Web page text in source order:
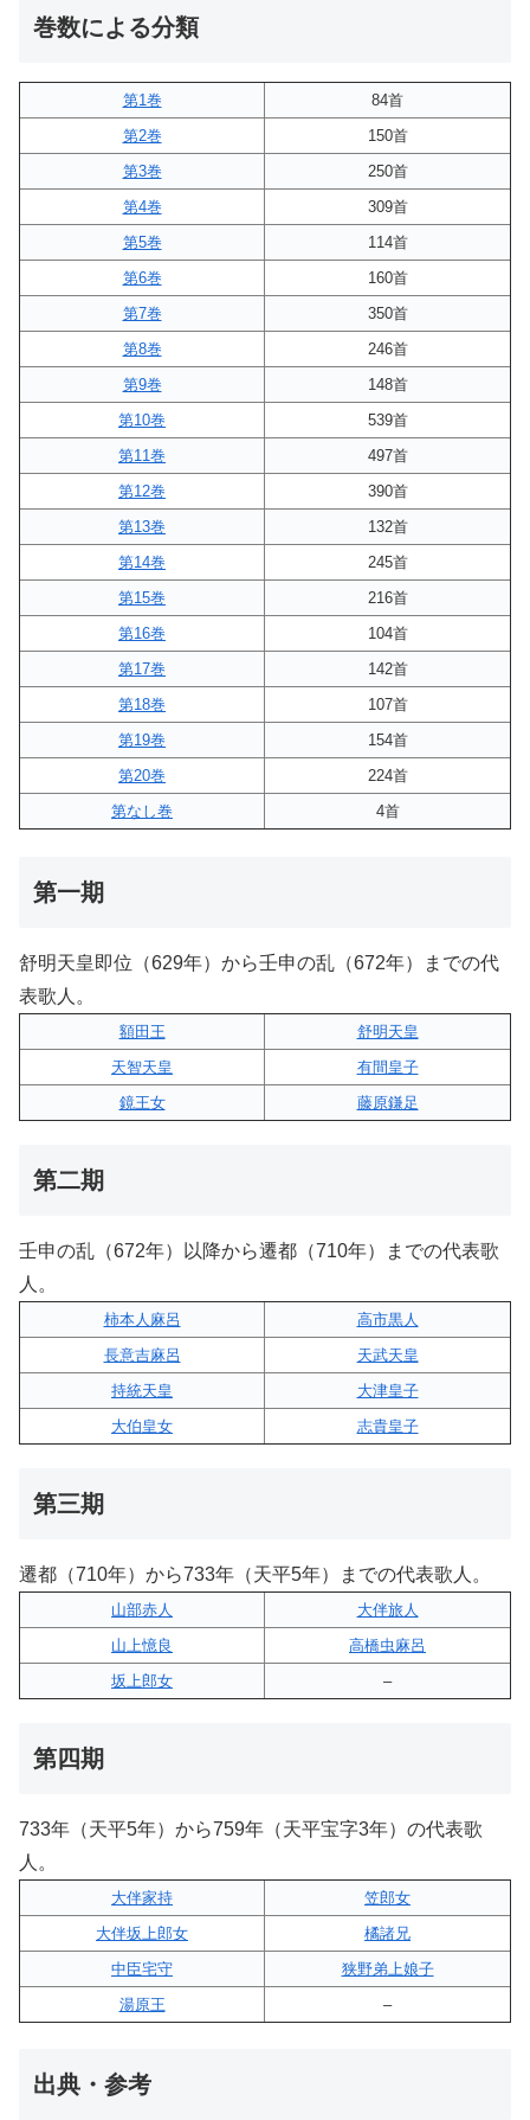
巻数による分類
第1巻
84首
第2巻
150首
第3巻
250首
第4巻
309首
第5巻
114首
第6巻
160首
第7巻
350首
第8巻
246首
第9巻
148首
第10巻
539首
第11巻
497首
第12巻
390首
第13巻
132首
第14巻
245首
第15巻
216首
第16巻
104首
第17巻
142首
第18巻
107首
第19巻
154首
第20巻
224首
第なし巻
4首
第一期
舒明天皇即位（629年）から壬申の乱（672年）までの代
表歌人。
額田王
舒明天皇
天智天皇
有間皇子
鏡王女
藤原鎌足
第二期
壬申の乱（672年）以降から遷都（710年）までの代表歌
人。
柿本人麻呂
高市黒人
長意吉麻呂
天武天皇
持統天皇
大津皇子
大伯皇女
志貴皇子
第三期
遷都（710年）から733年（天平5年）までの代表歌人。
山部赤人
大伴旅人
山上憶良
高橋虫麻呂
坂上郎女
–
第四期
733年（天平5年）から759年（天平宝字3年）の代表歌
人。
大伴家持
笠郎女
大伴坂上郎女
橘諸兄
中臣宅守
狭野弟上娘子
湯原王
–
出典・参考